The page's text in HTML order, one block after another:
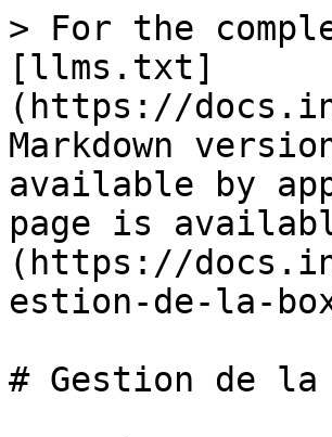
> For the
[llms.txt]
(https://
Markdown
available by
page is
(https://
estion-de-la-
# Gestion de la